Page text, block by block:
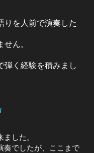
りを人前で演奏した
ん。
弾く経験を積みまし
した。
奏でしたが、ここまで